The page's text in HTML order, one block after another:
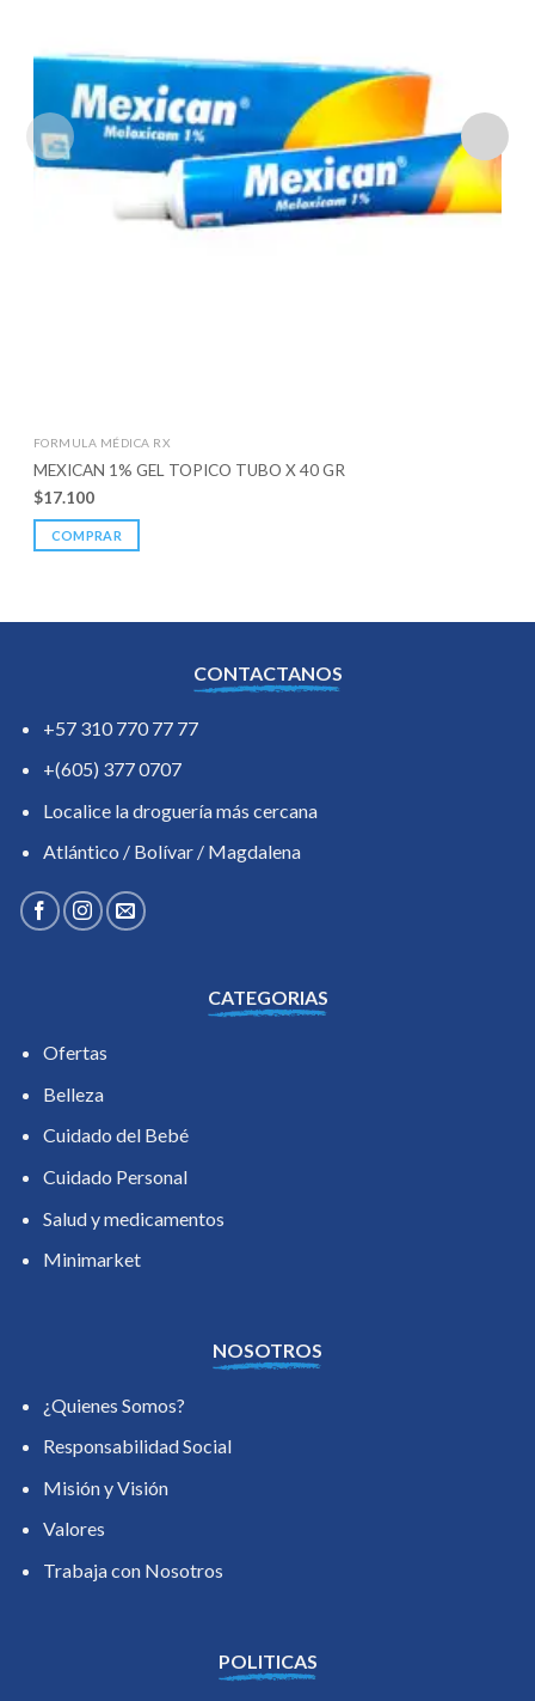
FORMULA MÉDICA RX
MEXICAN 1% GEL TOPICO TUBO X 40 GR
$17.100
COMPRAR
CONTACTANOS
+57 310 770 77 77
+(605) 377 0707
Localice la droguería más cercana
Atlántico / Bolívar / Magdalena
CATEGORIAS
Ofertas
Belleza
Cuidado del Bebé
Cuidado Personal
Salud y medicamentos
Minimarket
NOSOTROS
¿Quienes Somos?
Responsabilidad Social
Misión y Visión
Valores
Trabaja con Nosotros
POLITICAS